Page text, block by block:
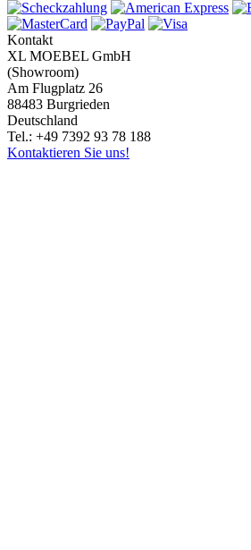
Kontakt
XL MOEBEL GmbH
(Showroom)
Am Flugplatz 26
88483 Burgrieden
Deutschland
Tel.: +49 7392 93 78 188
Kontaktieren Sie uns!